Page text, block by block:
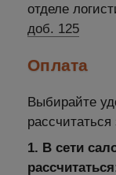
отделе
доб. 125
Оплата
Выбирайте
рассчитаться
1. В сети